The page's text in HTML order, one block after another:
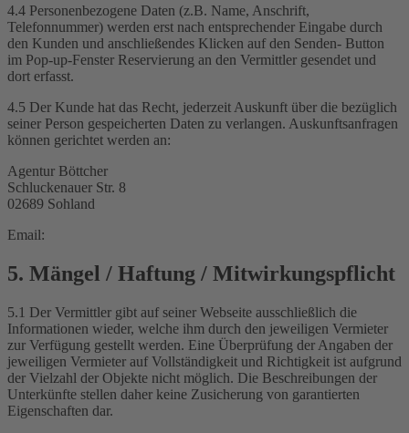
4.4 Personenbezogene Daten (z.B. Name, Anschrift,
Telefonnummer) werden erst nach entsprechender Eingabe durch
den Kunden und anschließendes Klicken auf den Senden- Button
im Pop-up-Fenster Reservierung an den Vermittler gesendet und
dort erfasst.
4.5 Der Kunde hat das Recht, jederzeit Auskunft über die bezüglich
seiner Person gespeicherten Daten zu verlangen. Auskunftsanfragen
können gerichtet werden an:
Agentur Böttcher
Schluckenauer Str. 8
02689 Sohland
Email:
5. Mängel / Haftung / Mitwirkungspflicht
5.1 Der Vermittler gibt auf seiner Webseite ausschließlich die
Informationen wieder, welche ihm durch den jeweiligen Vermieter
zur Verfügung gestellt werden. Eine Überprüfung der Angaben der
jeweiligen Vermieter auf Vollständigkeit und Richtigkeit ist aufgrund
der Vielzahl der Objekte nicht möglich. Die Beschreibungen der
Unterkünfte stellen daher keine Zusicherung von garantierten
Eigenschaften dar.